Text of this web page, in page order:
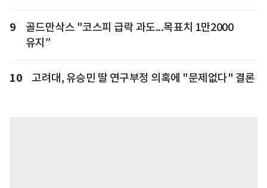
9
골드만삭스 "코스피 급락 과도...목표치 1만2000
유지″
10 고려대, 유승민 딸 연구부정 의혹에 "문제없다" 결론